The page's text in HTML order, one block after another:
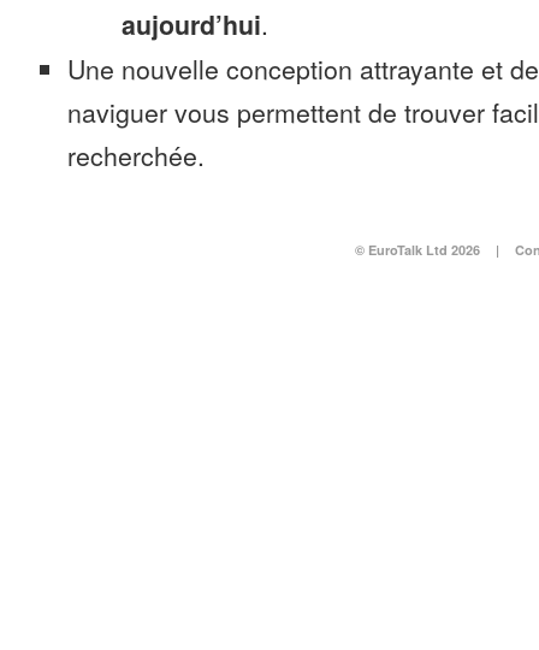
aujourd’hui.
Une nouvelle conception attrayante et
naviguer vous permettent de trouver
recherchée.
© EuroTalk Ltd 2026 |